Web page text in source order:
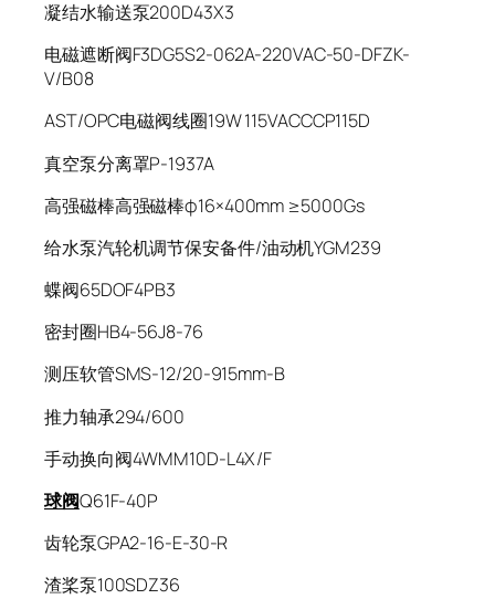
凝结水输送泵200D43X3
电磁遮断阀F3DG5S2-062A-220VAC-50-DFZK-
V/B08
AST/OPC电磁阀线圈19W 115VACCCP115D
真空泵分离罩P-1937A
高强磁棒高强磁棒φ16×400mm ≥5000Gs
给水泵汽轮机调节保安备件/油动机YGM239
蝶阀65DOF4PB3
密封圈HB4-56J8-76
测压软管SMS-12/20-915mm-B
推力轴承294/600
手动换向阀4WMM10D-L4X/F
球阀Q61F-40P
齿轮泵GPA2-16-E-30-R
渣桨泵100SDZ36